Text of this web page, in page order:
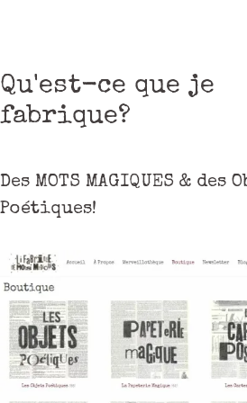
Qu'est-ce que je
fabrique?
Des MOTS MAGIQUES & des
Poétiques!